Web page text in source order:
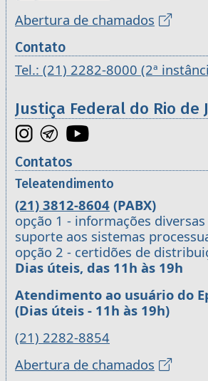
Abertura de chamados
Contato
Tel.: (21) 2282-8000 (2ª
Justiça Federal do Rio de
Contatos
Teleatendimento
(21) 3812-8604 (PABX)
opção 1 - informações diversas
suporte aos sistemas
opção 2 - certidões de
Dias úteis, das 11h às 19h
Atendimento ao usuário do
(Dias úteis - 11h às 19h)
(21) 2282-8854
Abertura de chamados